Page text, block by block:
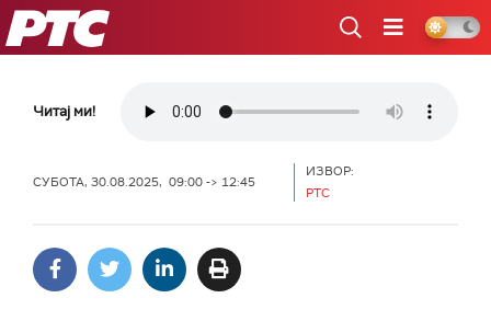
РТС
Читај ми!
СУБОТА, 30.08.2025, 09:00 -> 12:45
ИЗВОР:
РТС